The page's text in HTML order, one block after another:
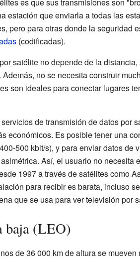
estación que enviarla a todas las
pero para otras donde la seguridad
(codificadas).
satélite no depende de la
no se necesita construir
son ideales para conectar lugares
de transmisión de datos por
económicos. Es posible tener una
500 kbit/s), y para enviar datos de
Así, el usuario no
1997 a través de satélites como
para recibir es barata, incluso
que se usa para ver televisión por
baja (LEO)
de 36 000 km de altura se